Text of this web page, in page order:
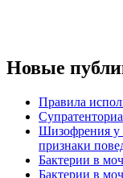
Новые
Правила
Шизофрения у
признаки
Бактерии в
Бактерии в